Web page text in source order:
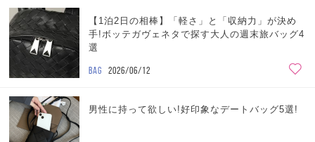
【1泊2日の相棒】「軽さ」と「収納力」が決め
手!ボッテガヴェネタで探す大人の週末旅バッグ4
選
BAG 2026/06/12
男性に持って欲しい!好印象なデートバッグ5選!